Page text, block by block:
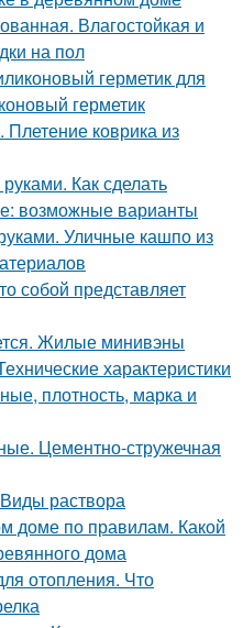
Влагостойкая и
на пол
герметик для
герметик
коврика из
Как сделать
возможные варианты
Уличные кашпо из
собой представляет
Жилые минивэны
характеристики
плотность, марка и
Цементно-стружечная
раствора
доме по правилам. Какой
дома
отопления. Что